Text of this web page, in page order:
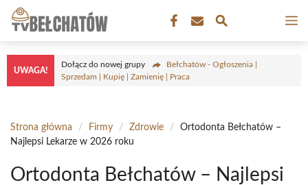
Przejdź
treści
UWAGA!
Dołącz do nowej grupy
Bełchatów - Ogłoszenia |
Sprzedam | Kupię | Zamienię | Praca
Strona główna / Firmy / Zdrowie /
Ortodonta Bełchatów –
Najlepsi Lekarze w 2026 roku
Ortodonta Bełchatów – Najlepsi